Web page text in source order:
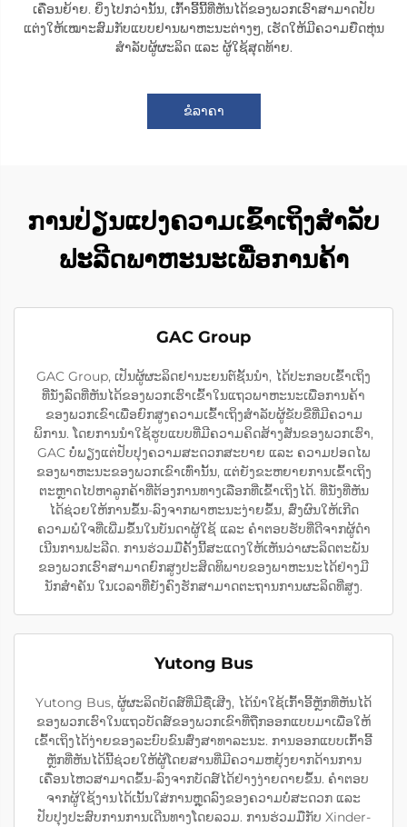
ເຄື່ອນຍ້າຍ. ຍິ່ງໄປກວ່ານັ້ນ, ເກົ້າອີ້ນີ້ທີ່ຫັນໄດ້ຂອງພວກເຮົາສາມາດປັບ
ແຕ່ງໃຫ້ເໝາະສົມກັບແບບຢານພາຫະນະຕ່າງໆ, ເຮັດໃຫ້ມີຄວາມຍືດຫຸ່ນ
ສຳລັບຜູ້ຜະລິດ ແລະ ຜູ້ໃຊ້ສຸດທ້າຍ.
ຂໍລາຄາ
ການປ່ຽນແປງຄວາມເຂົ້າເຖິງສຳລັບ
ຟະລີດພາຫະນະເພື່ອການຄ້າ
GAC Group
GAC Group, ເປັນຜູ້ຜະລິດຢານະຍນຕ໌ຊັ້ນນຳ, ໄດ້ປະກອບເຂົ້າເຖິງ
ທີ່ນັ່ງລົດທີ່ຫັນໄດ້ຂອງພວກເຮົາເຂົ້າໃນແຖວພາຫະນະເພື່ອການຄ້າ
ຂອງພວກເຂົາເພື່ອຍົກສູງຄວາມເຂົ້າເຖິງສຳລັບຜູ້ຂັບຂີ່ທີ່ມີຄວາມ
ພິການ. ໂດຍການນຳໃຊ້ຮູບແບບທີ່ມີຄວາມຄິດສ້າງສັນຂອງພວກເຮົາ,
GAC ບໍ່ພຽງແຕ່ປັບປຸງຄວາມສະດວກສະບາຍ ແລະ ຄວາມປອດໄພ
ຂອງພາຫະນະຂອງພວກເຂົາເທົ່ານັ້ນ, ແຕ່ຍັງຂະຫຍາຍການເຂົ້າເຖິງ
ຕະຫຼາດໄປຫາລູກຄ້າທີ່ຕ້ອງການທາງເລືອກທີ່ເຂົ້າເຖິງໄດ້. ທີ່ນັ່ງທີ່ຫັນ
ໄດ້ຊ່ວຍໃຫ້ການຂຶ້ນ-ລົງຈາກພາຫະນະງ່າຍຂຶ້ນ, ສົ່ງຜົນໃຫ້ເກີດ
ຄວາມພໍໃຈທີ່ເພີ່ມຂຶ້ນໃນບັນດາຜູ້ໃຊ້ ແລະ ຄຳຕອບຮັບທີ່ດີຈາກຜູ້ດຳ
ເນີນການຟະລີດ. ການຮ່ວມມືຄັ້ງນີ້ສະແດງໃຫ້ເຫັນວ່າຜະລິດຕະພັນ
ຂອງພວກເຮົາສາມາດຍົກສູງປະສິດທິພາບຂອງພາຫະນະໄດ້ຢ່າງມີ
ນັກສຳຄັນ ໃນເວລາທີ່ຍັງຄົງຮັກສາມາດຕະຖານການຜະລິດທີ່ສູງ.
Yutong Bus
Yutong Bus, ຜູ້ຜະລິດບັດສ໌ທີ່ມີຊື່ເສີງ, ໄດ້ນຳໃຊ້ເກົ້າອີ້ຫຼັກທີ່ຫັນໄດ້
ຂອງພວກເຮົາໃນແຖວບັດສ໌ຂອງພວກເຂົາທີ່ຖືກອອກແບບມາເພື່ອໃຫ້
ເຂົ້າເຖິງໄດ້ງ່າຍຂອງລະບົບຂົນສົ່ງສາທາລະນະ. ການອອກແບບເກົ້າອີ້
ຫຼັກທີ່ຫັນໄດ້ນີ້ຊ່ວຍໃຫ້ຜູ້ໂດຍສານທີ່ມີຄວາມຫຍຸ້ງຍາກດ້ານການ
ເຄື່ອນໄຫວສາມາດຂຶ້ນ-ລົງຈາກບັດສ໌ໄດ້ຢ່າງງ່າຍດາຍຂຶ້ນ. ຄຳຕອບ
ຈາກຜູ້ໃຊ້ງານໄດ້ເນັ້ນໃສ່ການຫຼຸດລົງຂອງຄວາມບໍ່ສະດວກ ແລະ
ປັບປຸງປະສົບການການເດີນທາງໂດຍລວມ. ການຮ່ວມມືກັບ Xinder-